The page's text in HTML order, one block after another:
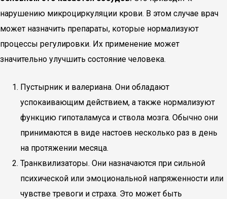
нарушению микроциркуляции крови. В этом случае врач
может назначить препараты, которые нормализуют
процессы регулировки. Их применение может
значительно улучшить состояние человека.
Пустырник и валериана. Они обладают
успокаивающим действием, а также нормализуют
функцию гипоталамуса и ствола мозга. Обычно они
принимаются в виде настоев несколько раз в день
на протяжении месяца.
Транквилизаторы. Они назначаются при сильной
психической или эмоциональной напряженности или
чувстве тревоги и страха. Это может быть